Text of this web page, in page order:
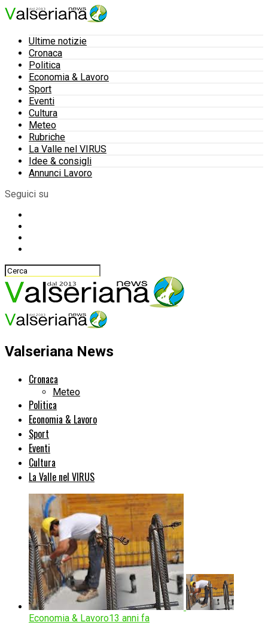
Ultime notizie
Cronaca
Politica
Economia & Lavoro
Sport
Eventi
Cultura
Meteo
Rubriche
La Valle nel VIRUS
Idee & consigli
Annunci Lavoro
Seguici su
Valseriana News
Cronaca
Meteo
Politica
Economia & Lavoro
Sport
Eventi
Cultura
La Valle nel VIRUS
Economia & Lavoro13 anni fa